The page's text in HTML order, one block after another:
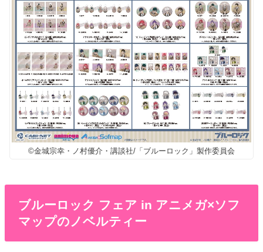
©金城宗幸・ノ村優介・講談社/「ブルーロック」製作委員会
ブルーロック フェア in アニメガ×ソフ
マップのノベルティー